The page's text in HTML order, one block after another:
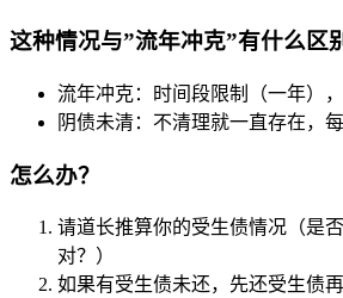
这种情况与”流年冲克”有什么区
流年冲克：时间段限制（一年）
阴债未清：不清理就一直存在，
怎么办？
请道长推算你的受生债情况（是
对？）
如果有受生债未还，先还受生债